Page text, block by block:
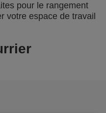
pour le rangement
votre espace de travail